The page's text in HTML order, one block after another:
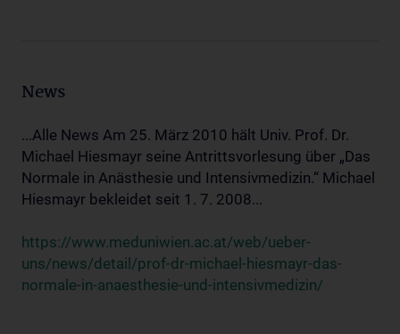
News
...Alle News Am 25. März 2010 hält Univ. Prof. Dr.
Michael Hiesmayr seine Antrittsvorlesung über „Das
Normale in Anästhesie und Intensivmedizin.“ Michael
Hiesmayr bekleidet seit 1. 7. 2008...
https://www.meduniwien.ac.at/web/ueber-
uns/news/detail/prof-dr-michael-hiesmayr-das-
normale-in-anaesthesie-und-intensivmedizin/